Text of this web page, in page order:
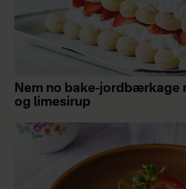
Nem no bake-jordbærkage
og limesirup